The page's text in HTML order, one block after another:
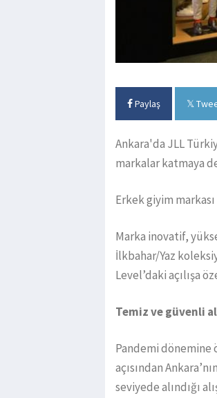
Paylaş
Ankara'da JLL
markalar katmaya
Erkek giyim
Marka inovatif,
İlkbahar/Yaz
Level’daki açılışa
Temiz ve güvenli
Pandemi
açısından
seviyede alındığı